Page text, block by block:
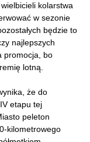
kolarstwa
w sezonie
będzie to
najlepszych
promocja, bo
lotną.
że do
etapu tej
peleton
kilometrowego